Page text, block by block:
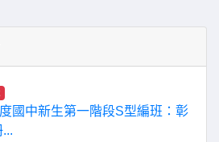
國中新生第一階段S型編班：彰